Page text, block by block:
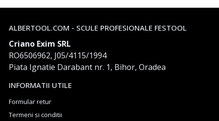
ALBERTOOL.COM - SCULE PROFESIONALE FESTOOL
Criano Exim SRL
RO6506962, J05/4115/1994
Piata Ignatie Darabant nr. 1, Bihor, Oradea
INFORMATII UTILE
Formular retur
Termeni si conditii